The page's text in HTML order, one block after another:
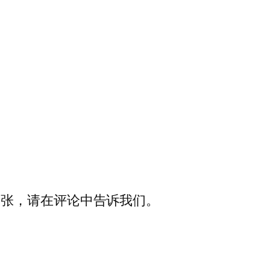
，请在评论中告诉我们。